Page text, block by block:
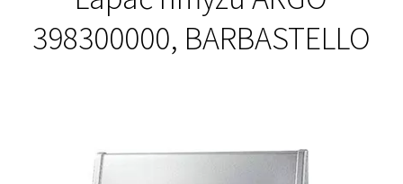
398300000, BARBASTELLO